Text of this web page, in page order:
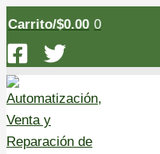
Ir
al
contenido
Carrito/$0.00 0